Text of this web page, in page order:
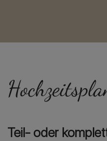
Teil- oder